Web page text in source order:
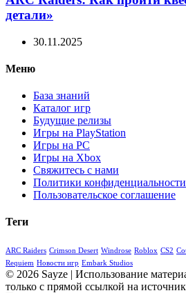
детали»
30.11.2025
Меню
База знаний
Каталог игр
Будущие релизы
Игры на PlayStation
Игры на PC
Игры на Xbox
Свяжитесь с нами
Политики конфиденциальности
Пользовательское соглашение
Теги
ARC Raiders Crimson Desert Windrose Roblox CS2
Requiem Новости игр Embark Studios
© 2026 Sayze | Использование
только с прямой ссылкой на